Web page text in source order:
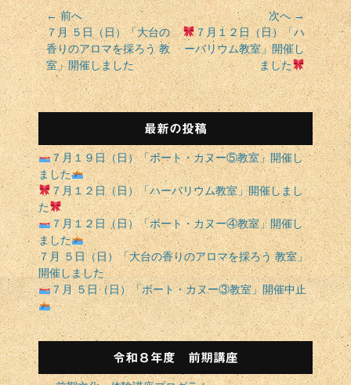
ー投
稿
ナ
ビ
ゲ
ー
ョ
ン
← 前へ
前
の
投
稿:
７月 ５日（日）「大台の
香りのアロマを採ろう 教
室」開催しました
次へ →
次
の
投
稿:
７月１２日（日）「ハ
ーバリウム教室」開催し
ました
最新の投稿
７月１９日（日）「ボート・カヌー⑤教室」開催し
ました
７月１２日（日）「ハーバリウム教室」開催しまし
た
７月１２日（日）「ボート・カヌー④教室」開催し
ました
７月 ５日（日）「大台の香りのアロマを採ろう 教室」
開催しました
７月 ５日（日）「ボート・カヌー③教室」開催中止
令和８年度 前期講座